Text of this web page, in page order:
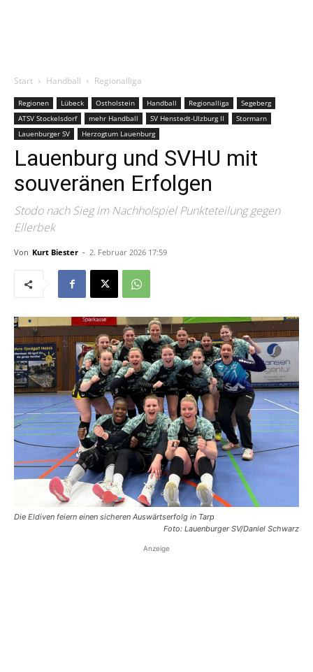
Start Handball Regionalliga
Regionen Lübeck Ostholstein Handball Regionalliga
Segeberg
ATSV Stockelsdorf
mehr Handball SV Henstedt-Ulzburg II
Stormarn
Lauenburger SV
Herzogtum Lauenburg
Lauenburg und SVHU mit
souveränen Erfolgen
Stodo nach Sieg im Nachholspiel Punkteteilung gegen
Ellerbek
Von Kurt Biester - 2. Februar 2026 17:59
Die Eldiven feiern einen sicheren Auswärtserfolg in Tarp
Foto: Lauenburger SV/Daniel Schwarz
Anzeige